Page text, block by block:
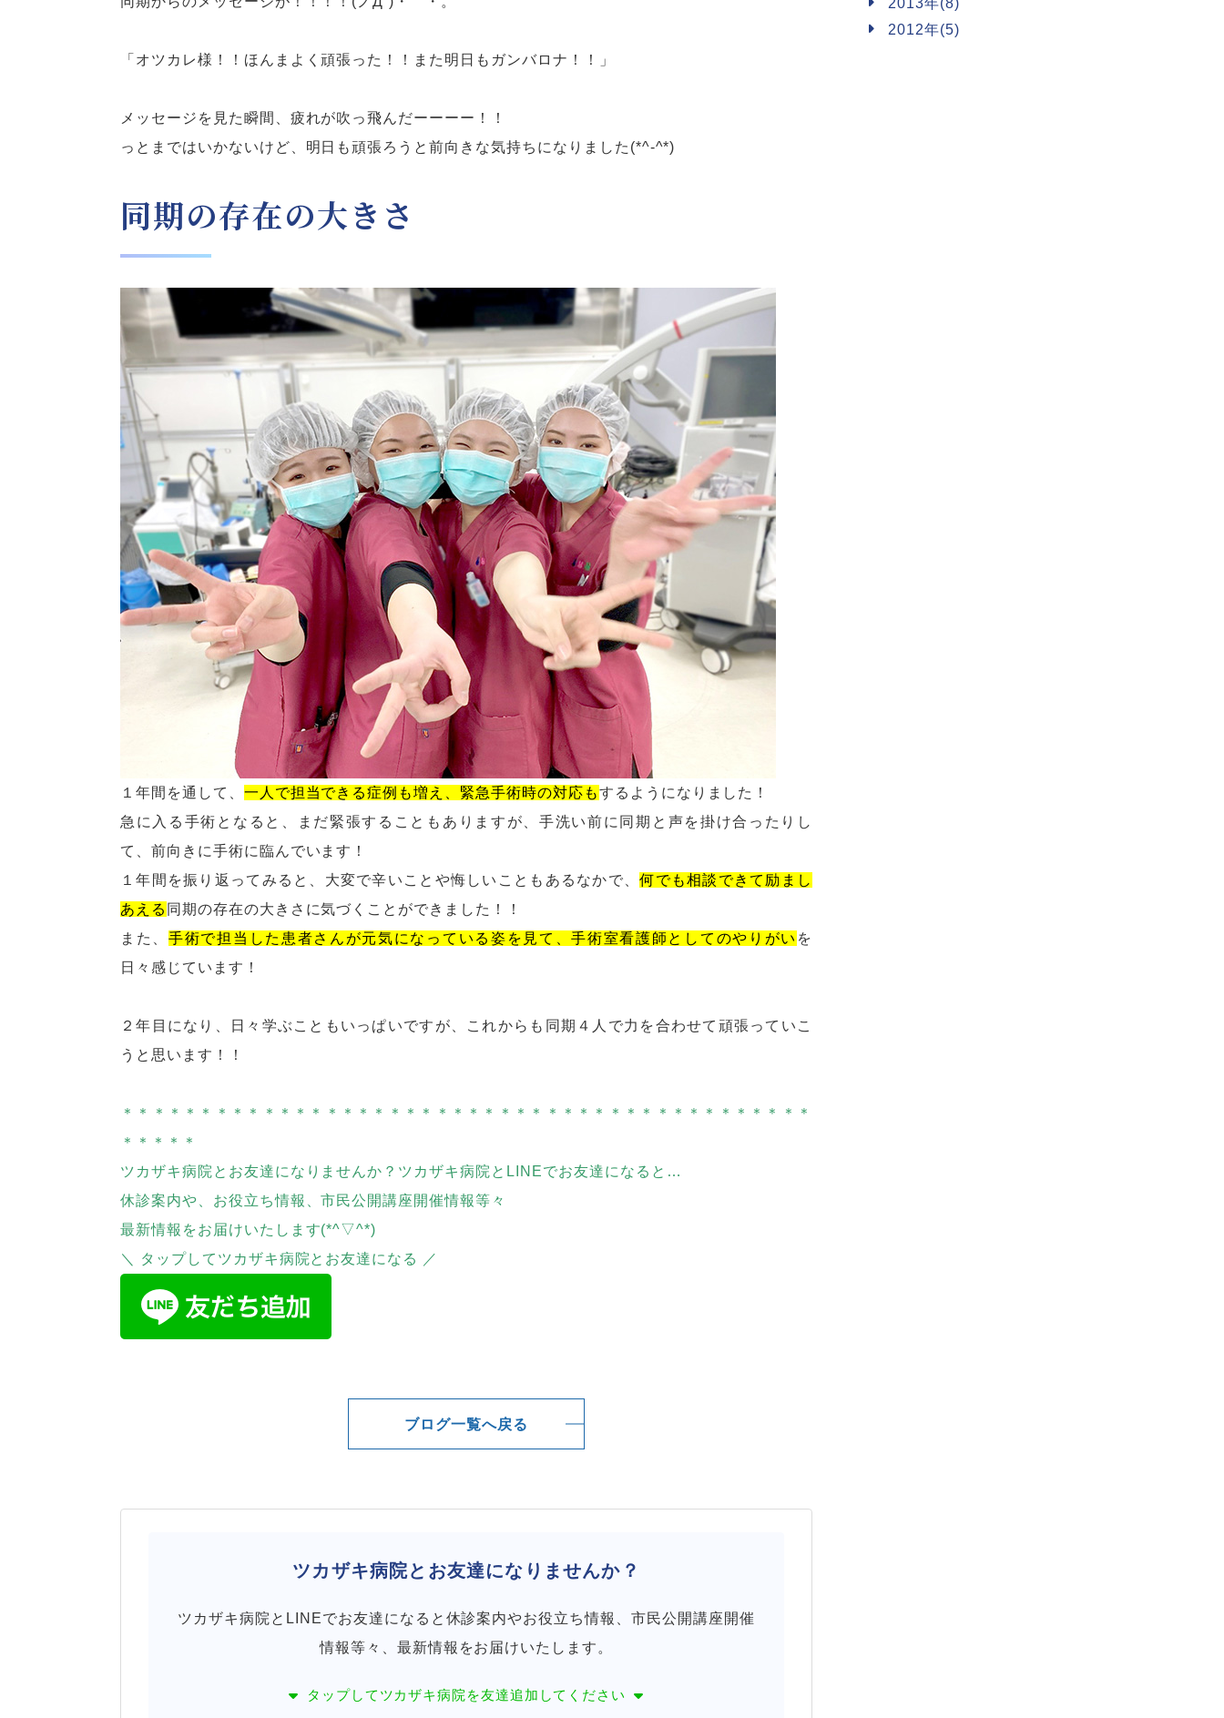
「オツカレ様！！ほんまよく頑張った！！また明日もガンバロナ！！」
メッセージを見た瞬間、疲れが吹っ飛んだーーーー！！
っとまではいかないけど、明日も頑張ろうと前向きな気持ちになりました(*^-^*)
同期の存在の大きさ
１年間を通して、 一人で担当できる症例も増え、緊急手術時の対応もするようになりました！
急に入る手術となると、まだ緊張することもありますが、手洗い前に同期と声を掛け合ったりし
て、前向きに手術に臨んでいます！
１年間を振り返ってみると、大変で辛いことや悔しいこともあるなかで、何でも相談できて励まし
あえる 同期の存在の大きさに気づくことができました！！
また、手術で担当した患者さんが元気になっている姿を見て、手術室看護師としてのやりがい を
日々感じています！
２年目になり、日々学ぶこともいっぱいですが、これからも同期４人で力を合わせて頑張っていこ
うと思います！！
＊＊＊＊＊＊＊＊＊＊＊＊＊＊＊＊＊＊＊＊＊＊＊＊＊＊＊＊＊＊＊＊＊＊＊＊＊＊＊＊＊＊＊＊
＊＊＊＊＊
ツカザキ病院とお友達になりませんか？ツカザキ病院とLINEでお友達になると…
休診案内や、お役立ち情報、市民公開講座開催情報等々
最新情報をお届けいたします(*^▽^*)
＼ タップしてツカザキ病院とお友達になる ／
ブログ一覧へ戻る
ツカザキ病院と お友達になりませんか？
ツカザキ病院とLINEでお友達になると休診案内やお役立ち情報、市民公開講座開催
情報等々、最新情報をお届けいたします。
タップして ツカザキ病院を友達追加してください
2013年(8)
2012年(5)